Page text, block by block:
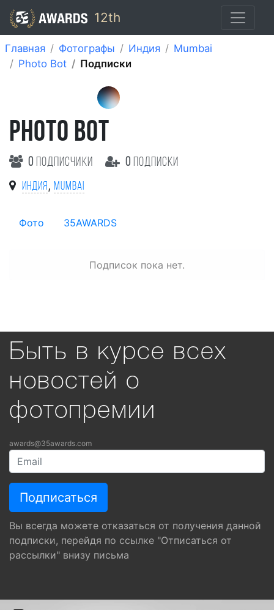
12th
Главная Фотографы Индия
Mumbai
Photo Bot
Подписки
PHOTO BOT
0 подписчики 0 подписки
Индия , Mumbai
Фото 35AWARDS
Подписок пока нет.
Быть в курсе всех
новостей о
фотопремии
awards@35awards.com
Вы всегда можете отказаться от получения данной
подписки, перейдя по ссылке "Отписаться от
рассылки" внизу письма